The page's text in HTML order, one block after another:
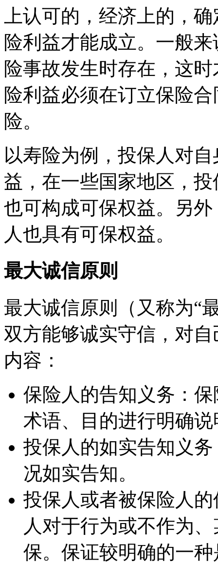
上认可的，经济上的，
险利益才能成立。一般
险事故发生时存在，这
险利益必须在订立保险
险。
以寿险为例，投保人对
益，在一些国家地区，
也可构成可保权益。另
人也具有可保权益。
最大诚信原则
最大诚信原则（又称为“
双方能够诚实守信，对
内容：
保险人的告知义务：
术语、目的进行明确说
投保人的如实告知义
况如实告知。
投保人或者被保险人
人对于行为或不作为
保。保证较明确的一